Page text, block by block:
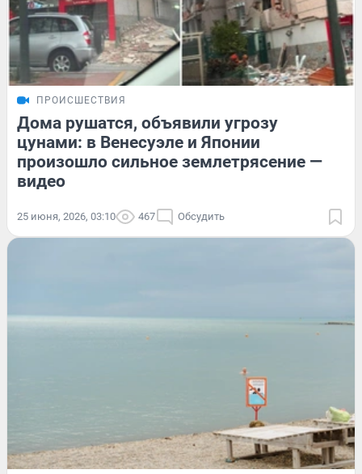
ПРОИСШЕСТВИЯ
Дома рушатся, объявили угрозу
цунами: в Венесуэле и Японии
произошло сильное землетрясение —
видео
25 июня, 2026, 03:10 467 Обсудить